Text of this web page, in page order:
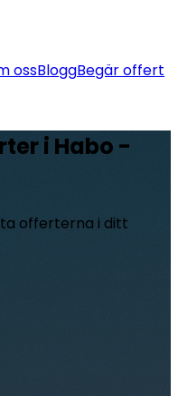
ossBloggBegär offert
i Habo -
offerterna i ditt